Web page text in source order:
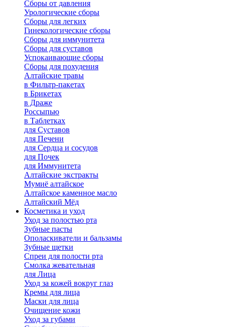
Сборы от давления
Урологические сборы
Сборы для легких
Гинекологические сборы
Сборы для иммунитета
Сборы для суставов
Успокаивающие сборы
Сборы для похудения
Алтайские травы
в Фильтр-пакетах
в Брикетах
в Драже
Россыпью
в Таблетках
для Cуставов
для Печени
для Сердца и сосудов
для Почек
для Иммунитета
Алтайские экстракты
Мумиё алтайское
Алтайское каменное масло
Алтайский Мёд
Косметика и уход
Уход за полостью рта
Зубные пасты
Ополаскиватели и бальзамы
Зубные щетки
Спреи для полости рта
Смолка жевательная
для Лица
Уход за кожей вокруг глаз
Кремы для лица
Маски для лица
Очищение кожи
Уход за губами